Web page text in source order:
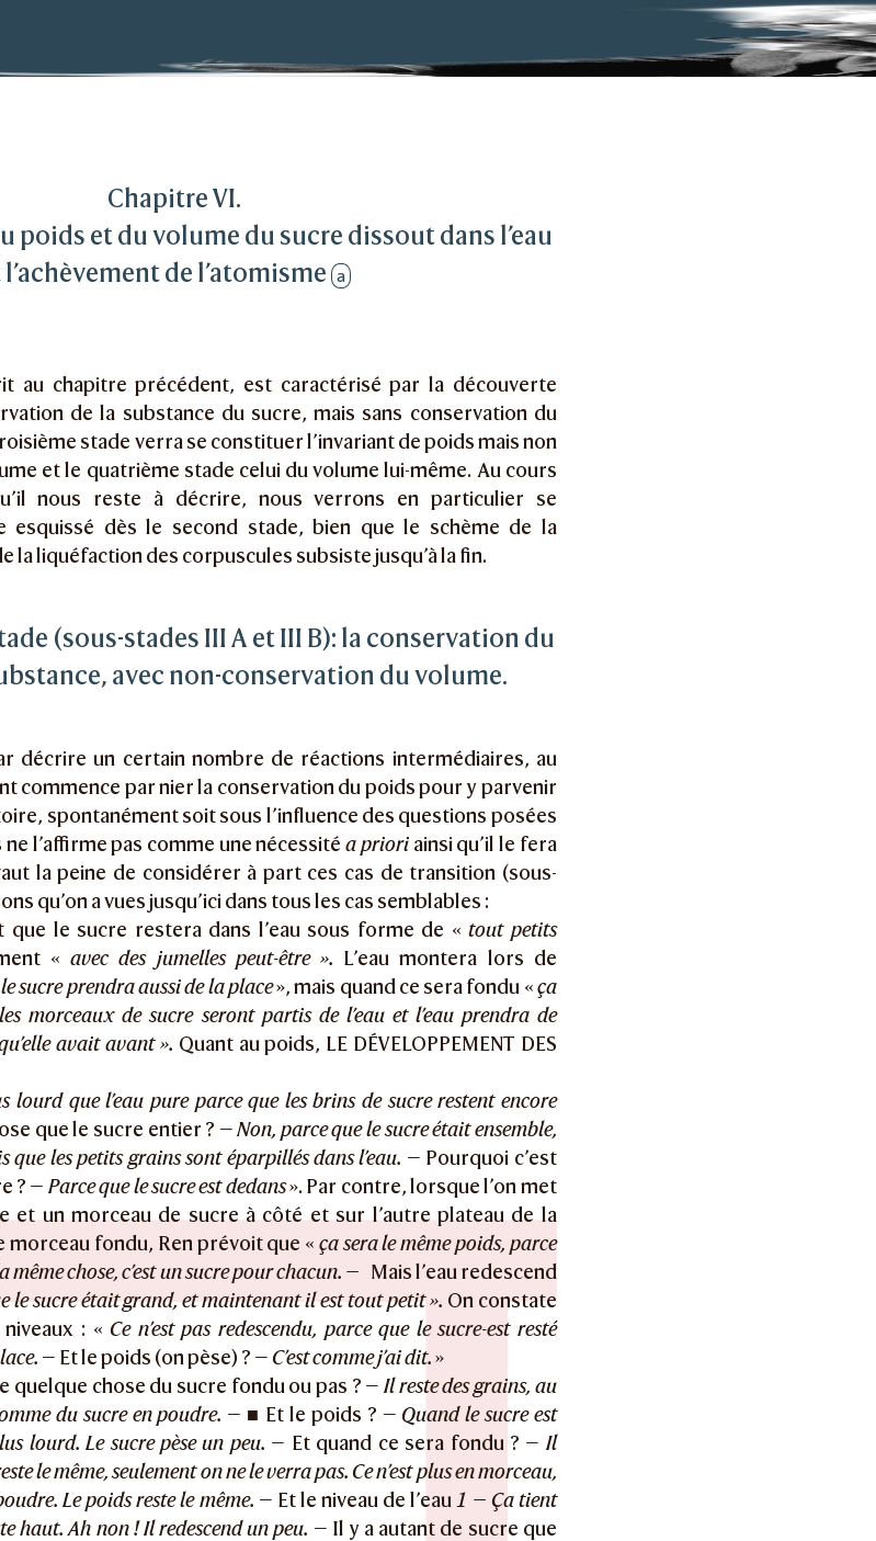
physiques chez l’enfant : conservation et atomisme
et du volume du sucre dissout dans l’eau et l’achèvement de l’atomisme
Chapitre VI.
poids et du volume du sucre dissout dans l’eau
l’achèvement de l’atomisme a
au chapitre précédent, est caractérisé par la découverte
de la substance du sucre, mais sans conservation du
stade verra se constituer l’invariant de poids mais non
et le quatrième stade celui du volume lui-même. Au cours
nous reste à décrire, nous verrons en particulier se
esquissé dès le second stade, bien que le schème de la
la liquéfaction des corpuscules subsiste jusqu’à la fin.
(sous-stades III A et III B): la conservation du
avec non-conservation du volume.
décrire un certain nombre de réactions intermédiaires, au
commence par nier la conservation du poids pour y parvenir
spontanément soit sous l’influence des questions posées
l’affirme pas comme une nécessitéa prioriainsi qu’il le fera
la peine de considérer à part ces cas de transition (sous-
qu’on a vues jusqu’ici dans tous les cas semblables :
que le sucre restera dans l’eau sous forme de «tout petits
«avec des jumelles peut-être ». L’eau montera lors de
sucre prendra aussi de la place», mais quand ce sera fondu «ça
morceaux de sucre seront partis de l’eau et l’eau prendra de
avait avant ». Quant au poids, LE DÉVELOPPEMENT DES
lourd que l’eau pure parce que les brins de sucre restent encore
que le sucre entier ? —Non, parce que le sucre était ensemble,
les petits grains sont éparpillés dans l’eau. — Pourquoi c’est
? — Parce que le sucre est dedans». Par contre, lorsque l’on met
et un morceau de sucre à côté et sur l’autre plateau de la
morceau fondu, Ren prévoit que « ça sera le même poids, parce
même chose, c’est un sucre pour chacun. — Mais l’eau redescend
le sucre était grand, et maintenant il est tout petit ». On constate
: « Ce n’est pas redescendu, parce que le sucre-est resté
— Et le poids (on pèse) ? — C’est comme j’ai dit.»
quelque chose du sucre fondu ou pas ? —Il reste des grains, au
du sucre en poudre. — ■ Et le poids ? — Quand le sucre est
lourd. Le sucre pèse un peu. — Et quand ce sera fondu ? — Il
le même, seulement on ne le verra pas. Ce n’est plus en morceau,
Le poids reste le même. — Et le niveau de l’eau 1 — Ça tient
haut. Ah non ! Il redescend un peu. — Il y a autant de sucre que